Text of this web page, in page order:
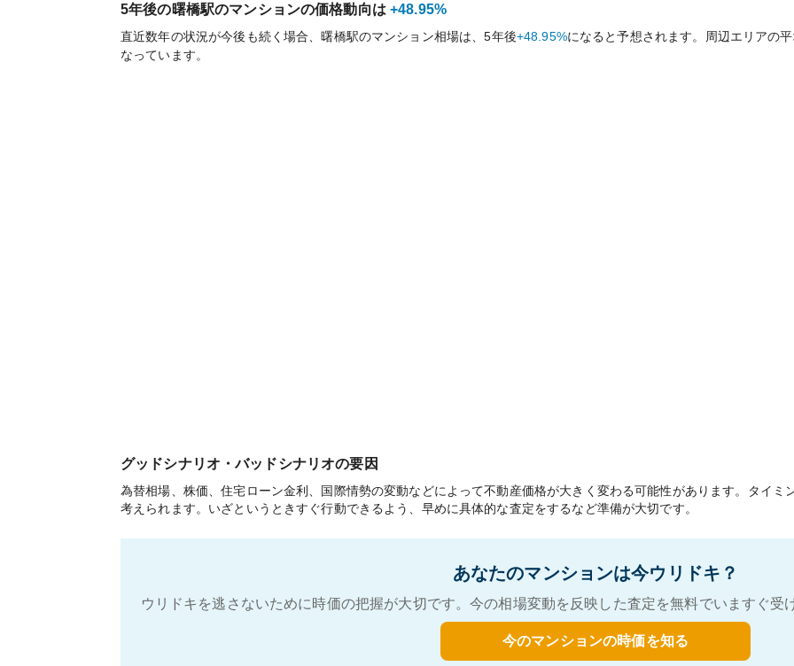
5年後の曙橋駅のマンションの価格動向は +48.95%
直近数年の状況が今後も続く場合、曙橋駅のマンション相場は、5年後+48.95%になると予想されます。周辺エリアの
なっています。
グッドシナリオ・バッドシナリオの要因
為替相場、株価、住宅ローン金利、国際情勢の変動などによって不動産価格が大きく変わる可能性があります。タイミ
考えられます。いざというときすぐ行動できるよう、早めに具体的な査定をするなど準備が大切です。
あなたのマンションは今ウリドキ？
ウリドキを逃さないために時価の把握が大切です。今の相場変動を反映した査定を無料でいますぐ
今のマンションの時価を知る